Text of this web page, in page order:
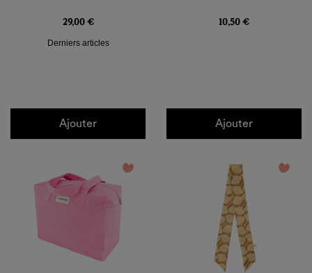
29,00 €
Derniers articles
Ajouter
10,50 €
Ajouter
favorite_border favorite_border